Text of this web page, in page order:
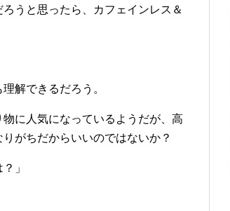
うと思ったら、カフェインレス＆
解できるだろう。
に人気になっているようだが、高
がちだからいいのではないか？
」